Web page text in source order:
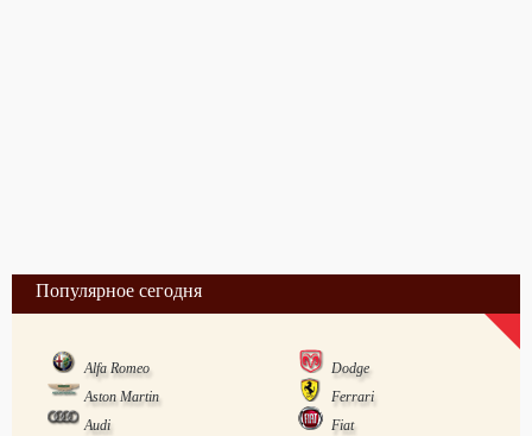
Популярное сегодня
Alfa Romeo
Dodge
Aston Martin
Ferrari
Audi
Fiat